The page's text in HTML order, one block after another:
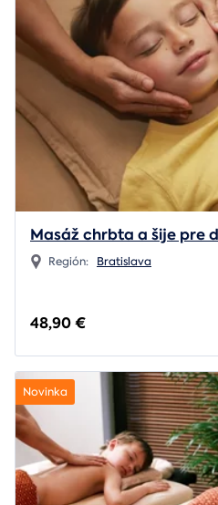
Masáž chrbta a šije pre
Región: Bratislava
48,90 €
Novinka